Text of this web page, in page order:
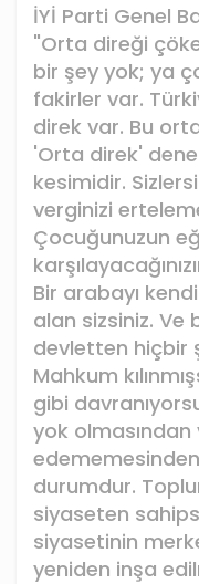
İYİ Parti Genel
"Orta direği
bir şey yok; ya
fakirler var.
direk var. Bu
'Orta direk'
kesimidir.
verginizi
Çocuğunuzun
Bir arabayı
alan sizsiniz. Ve
devletten hiçbir
Mahkum
gibi
yok olmasından
durumdur.
siyaseten
siyasetinin
yeniden inşa